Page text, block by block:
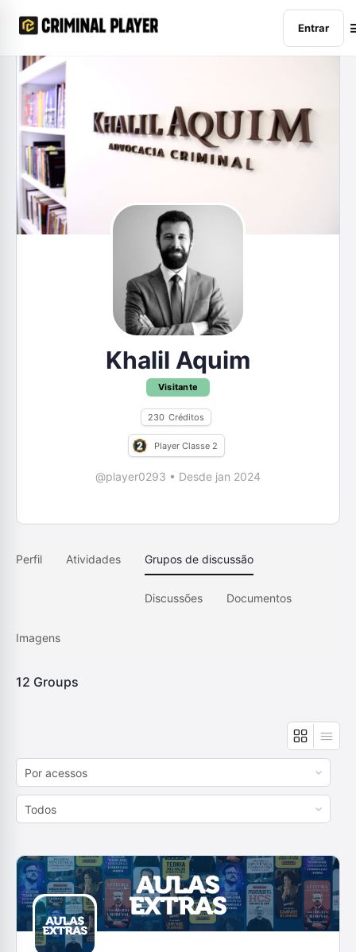
Entrar
Khalil Aquim
Visitante
230 Créditos
Player Classe 2
@player0293 • Desde jan 2024
Perfil Atividades Grupos de discussão
Discussões Documentos
Imagens
12 Groups
Order
By:
Order
By: